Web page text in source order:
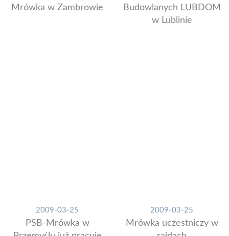
Mrówka w Zambrowie
Budowlanych LUBDOM
w Lublinie
2009-03-25
PSB-Mrówka w
2009-03-25
Mrówka uczestniczy w